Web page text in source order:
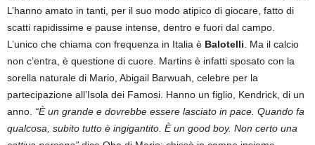
L’hanno amato in tanti, per il suo modo atipico di giocare, fatto di
scatti rapidissime e pause intense, dentro e fuori dal campo.
L’unico che chiama con frequenza in Italia è Balotelli . Ma il calcio
non c’entra, è questione di cuore. Martins è infatti sposato con la
sorella naturale di Mario, Abigail Barwuah, celebre per la
partecipazione all’Isola dei Famosi. Hanno un figlio, Kendrick, di un
anno. “È un grande e dovrebbe essere lasciato in pace. Quando fa
qualcosa, subito tutto è ingigantito. È un good boy. Non certo una